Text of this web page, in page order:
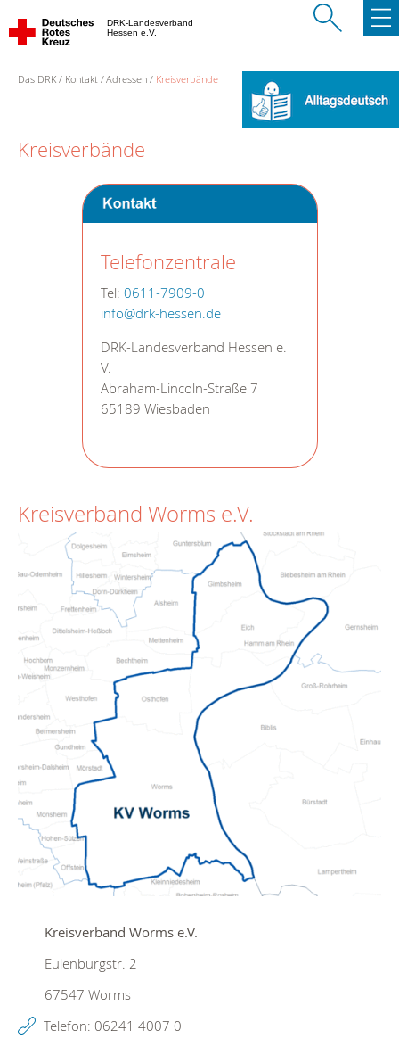
DRK-Landesverband
Hessen e.V.
Das DRK Kontakt Adressen Kreisverbände
Kreisverbände
Telefonzentrale
Tel: 0611-7909-0
info@drk-hessen.de
DRK-Landesverband Hessen e.
V.
Abraham-Lincoln-Straße 7
65189 Wiesbaden
Kreisverband Worms e.V.
Kreisverband Worms e.V.
Eulenburgstr. 2
67547 Worms
Telefon: 06241 4007 0